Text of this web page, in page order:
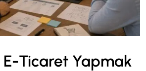
E-Ticaret Yapmak